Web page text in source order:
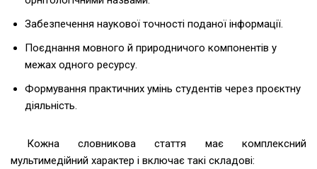
Забезпечення наукової точності поданої інформації.
Поєднання мовного й природничого компонентів у
межах одного ресурсу.
Формування практичних умінь студентів через проєктну
діяльність.
Кожна словникова стаття має комплексний
мультимедійний характер і включає такі складові: